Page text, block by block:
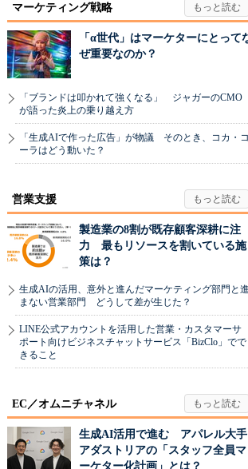
マーケティング戦略
「α世代」はマーケターにとって
ぜ重要なのか？
「ブランドは叩かれて強くなる」 ジャガーのCMO
が語った炎上の乗り越え方
「生成AIで作った広告」が物議 そのとき、コカ・コ
ーラはどう動いた？
営業支援
製造業の8割が既存顧客深耕に注
力 最もリソースを割いている施
策は？
生成AIの活用、意外と進んだマーケティング部門と進
まない営業部門 どうして差が生じた？
LINE公式アカウントを活用した営業・カスタマーサ
ポート向けビジネスチャットサービス「BizClo」でで
きること
EC／オムニチャネル
生成AI活用で進む アパレル大手
アダストリアの「スタッフ全員マ
ーケター化計画」とは？